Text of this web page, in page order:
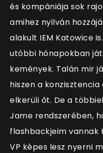
és kompániája sok
amihez nyilván
alakult IEM Katowice
utóbbi hónapokban
kemények. Talán mir
hiszen a
elkerüli őt. De a
Jame rendszerében,
flashbackjeim vannak
VP képes lesz nyerni